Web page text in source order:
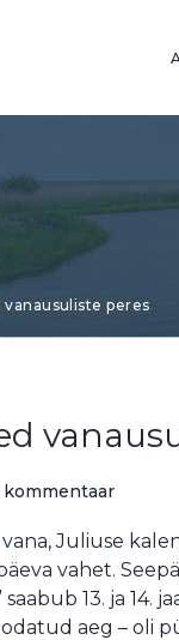
peres
kommentaar
Juliuse
vahet.
saabub 13. ja
aeg – oli